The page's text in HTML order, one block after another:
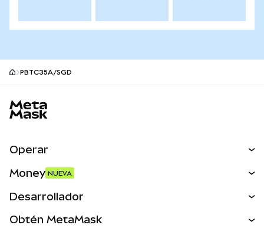
PBTC35A/SGD
Operar
Activos del mundo real
Money NUEVA
Desarrollador
Obtén MetaMask